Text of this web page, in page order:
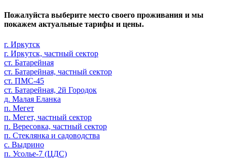
Пожалуйста выберите место своего проживания и мы
покажем актуальные тарифы и цены.
г. Иркутск
г. Иркутск, частный сектор
ст. Батарейная
ст. Батарейная, частный сектор
ст. ПМС-45
ст. Батарейная, 2й Городок
д. Малая Еланка
п. Мегет
п. Мегет, частный сектор
п. Вересовка, частный сектор
п. Стеклянка и садоводства
с. Выдрино
п. Усолье-7 (ЦДС)